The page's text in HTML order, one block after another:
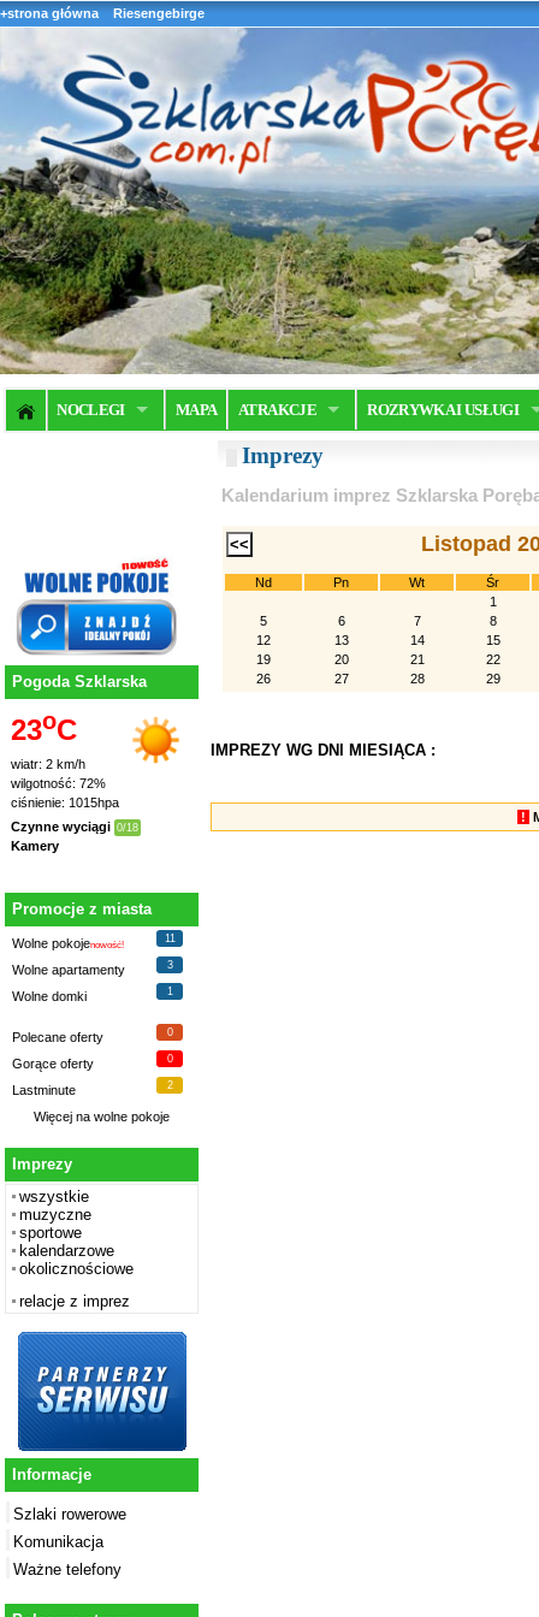
+strona główna Riesengebirge
NOCLEGI MAPA ATRAKCJE ROZRYWKA I USŁUGI
Pogoda Szklarska
23oC
wiatr: 2 km/h
wilgotność: 72%
ciśnienie: 1015hpa
Czynne wyciągi 0/18
Kamery
Promocje z miasta
Wolne pokojenowość!
11
Wolne apartamenty 3
Wolne domki 1
Polecane oferty 0
Gorące oferty 0
Lastminute 2
Więcej na wolne pokoje
Imprezy
wszystkie
muzyczne
sportowe
kalendarzowe
okolicznościowe
relacje z imprez
Informacje
Szlaki rowerowe
Komunikacja
Ważne telefony
Imprezy
Kalendarium imprez Szklarska
Listopad
Nd Pn Wt
Śr
1
5
6 7
8
12
13 14
15
19
20 21
22
26
27 28 29
IMPREZY WG DNI MIESIĄCA :
!